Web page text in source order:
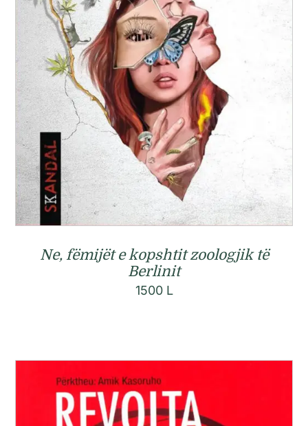
Ne, fëmijët e kopshtit zoologjik të
Berlinit
1500 L